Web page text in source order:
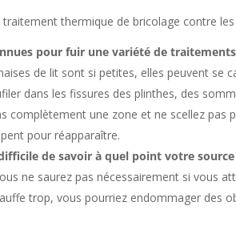
traitement thermique de bricolage contre
pour fuir une variété de
de lit sont si petites, elles peuvent se
dans les fissures des plinthes, des
complètement une zone et ne scellez pas
pour réapparaître.
de savoir à quel point votre source
ne saurez pas nécessairement si vous
trop, vous pourriez endommager des